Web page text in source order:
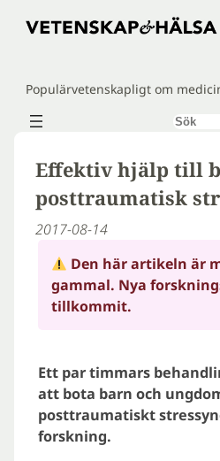
Hoppa
Populärvetenskapligt om
Sök
Effektiv hjälp till
posttraumatisk
2017-08-14
Den här artikeln är
gammal. Nya
tillkommit.
Ett par timmars
att bota barn och
posttraumatiskt
forskning.